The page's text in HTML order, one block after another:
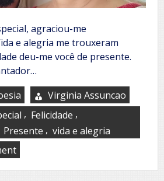
agraciou-me
e alegria me trouxeram
deu-me você de presente.
Virginia Assuncao
, Felicidade ,
Presente , vida e alegria
on
ao